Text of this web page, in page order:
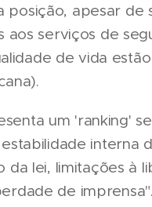
posição, apesar
aos serviços de
de vida
um 'ranking'
interna
da lei, limitações à
de